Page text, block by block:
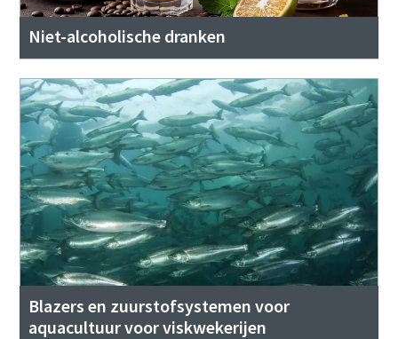
Niet-alcoholische dranken
Blazers en zuurstofsystemen voor
aquacultuur voor viskwekerijen